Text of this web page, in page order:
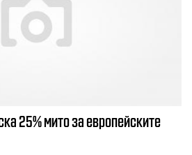
25% мито за европейските